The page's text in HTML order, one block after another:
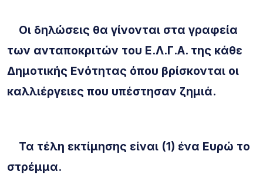
Οι δηλώσεις θα γίνονται στα γραφεία
των ανταποκριτών του Ε.Λ.Γ.Α. της κάθε
Δημοτικής Ενότητας όπου βρίσκονται οι
καλλιέργειες που υπέστησαν ζημιά.
Τα τέλη εκτίμησης είναι (1) ένα Ευρώ το
στρέμμα.